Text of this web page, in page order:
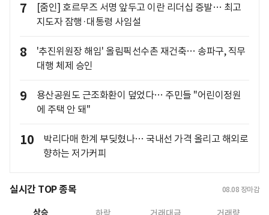
7
[줌인] 호르무즈 서명 앞두고 이란 리더십 증발… 최고
지도자 잠행·대통령 사임설
8
'추진위원장 해임' 올림픽선수촌 재건축… 송파구, 직무
대행 체제 승인
9
용산공원도 근조화환이 덮었다… 주민들 "어린이정원
에 주택 안 돼"
10
박리다매 한계 부딪혔나… 국내선 가격 올리고 해외로
향하는 저가커피
실시간 TOP 종목 08.08 장마감
상승